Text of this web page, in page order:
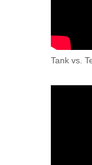
Tank vs.